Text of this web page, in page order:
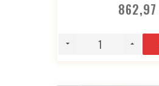
862,97